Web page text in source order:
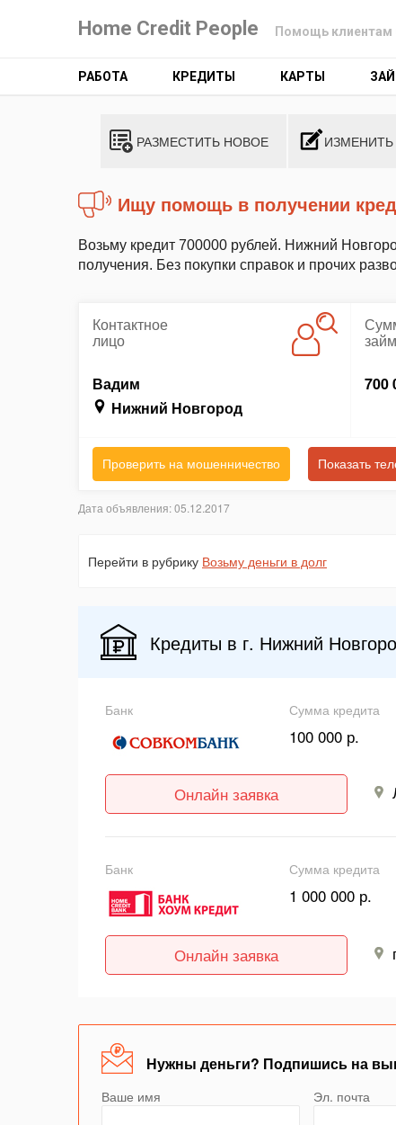
Home Credit People Помощь клиентам
РАБОТА КРЕДИТЫ КАРТЫ
РАЗМЕСТИТЬ НОВОЕ
Ищу помощь в получении
Возьму кредит 700000 рублей. Нижний
получения. Без покупки справок и прочих
Контактное
лицо
Вадим
Нижний Новгород
700
Проверить на мошенничество Показать
Дата объявления: 05.12.2017
Перейти в рубрику Возьму деньги в долг
Кредиты в г. Нижний
Банк Сумма кредита
100 000 р.
Онлайн заявка
Банк Сумма кредита
1 000 000 р.
Онлайн заявка
Нужны деньги? Подпишись на
Ваше имя Эл. почта